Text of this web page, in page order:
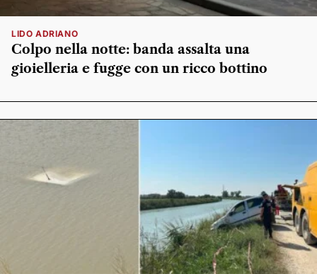
LIDO ADRIANO
Colpo nella notte: banda assalta una
gioielleria e fugge con un ricco bottino